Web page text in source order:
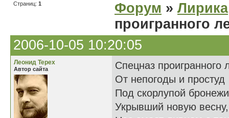
Страниц: 1 Форум » Лирика
проигранного
2006-10-05 10:20:05
Леонид Терех
Автор сайта
Спецназ проигранного
От непогоды и простуд
Под скорлупой
Укрывший новую весну,